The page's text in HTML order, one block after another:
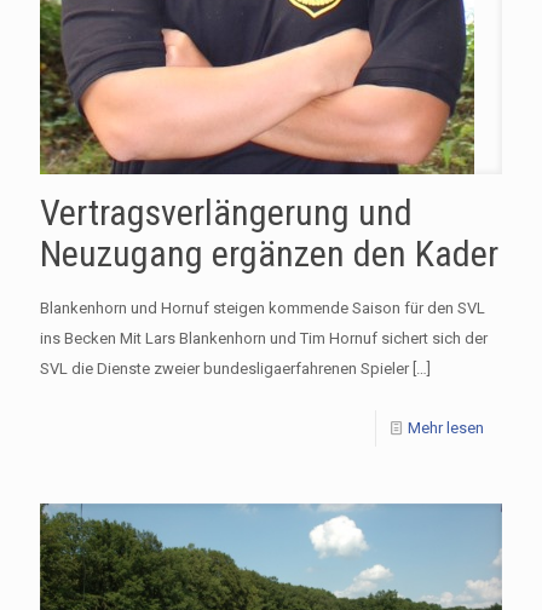
Vertragsverlängerung und
Neuzugang ergänzen den Kader
Blankenhorn und Hornuf steigen kommende Saison für den SVL
ins Becken Mit Lars Blankenhorn und Tim Hornuf sichert sich der
SVL die Dienste zweier bundesligaerfahrenen Spieler[…]
Mehr lesen